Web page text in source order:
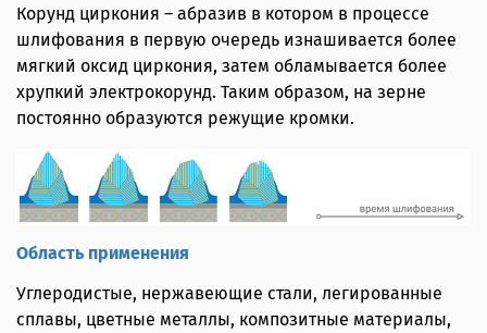
Корунд циркония – абразив в котором в процессе
шлифования в первую очередь изнашивается более
мягкий оксид циркония, затем обламывается более
хрупкий электрокорунд. Таким образом, на зерне
постоянно образуются режущие кромки.
Область применения
Углеродистые, нержавеющие стали, легированные
сплавы, цветные металлы, композитные материалы,